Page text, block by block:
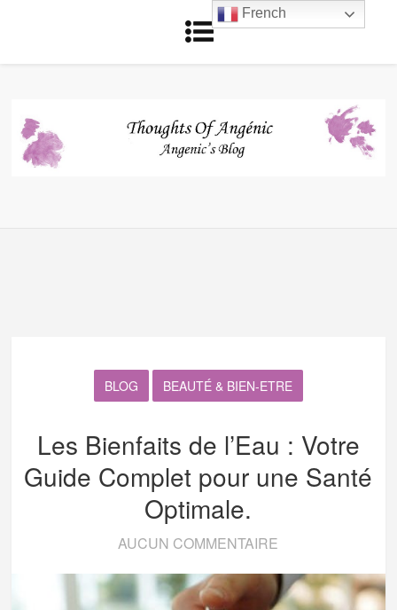
BLOG BEAUTÉ & BIEN-ETRE
Les Bienfaits de l’Eau : Votre
Guide Complet pour une Santé
Optimale.
AUCUN COMMENTAIRE
French